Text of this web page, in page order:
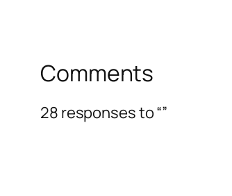
Comments
28 responses to “”